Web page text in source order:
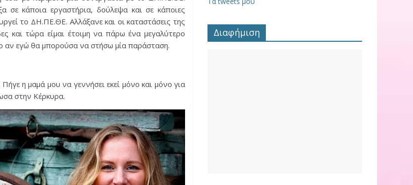
σε κάποια εργαστήρια, δούλεψα και σε κάποιες
το ΔΗ.ΠΕ.ΘΕ. Αλλάξανε και οι καταστάσεις της
και τώρα είμαι έτοιμη να πάρω ένα μεγαλύτερο
αν εγώ θα μπορούσα να στήσω μία παράσταση.
η μαμά μου να γεννήσει εκεί μόνο και μόνο για
στην Κέρκυρα.
Διαφήμιση